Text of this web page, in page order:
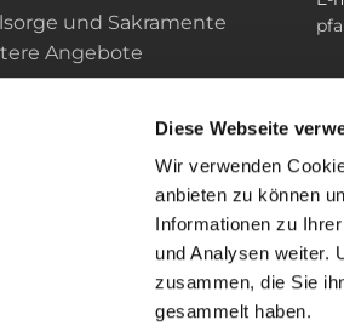
Diese Webseite
Wir verwenden
anbieten zu können
Informationen zu
und Analysen weiter.
zusammen, die Sie
gesammelt haben.
und Sakramente
Angebote